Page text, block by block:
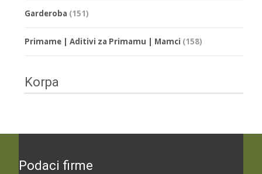
Garderoba (151)
Primame | Aditivi za Primamu | Mamci (158)
Korpa
Podaci firme